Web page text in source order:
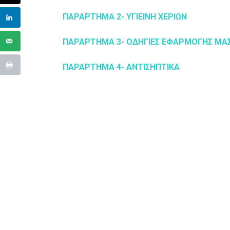
ΠΑΡΑΡΤΗΜΑ 2- ΥΓΙΕΙΝΗ ΧΕΡΙΩΝ
ΠΑΡΑΡΤΗΜΑ 3- ΟΔΗΓΙΕΣ ΕΦΑΡΜΟΓΗΣ
ΠΑΡΑΡΤΗΜΑ 4- ΑΝΤΙΣΗΠΤΙΚΑ